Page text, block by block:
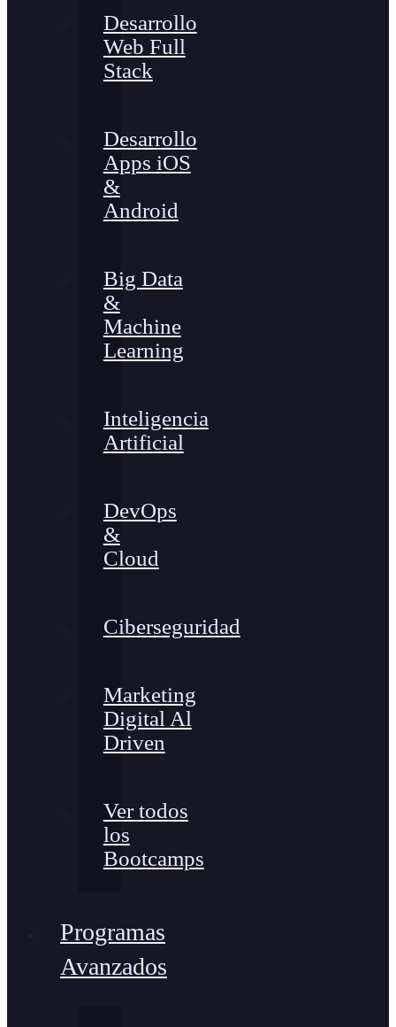
Desarrollo
Web Full
Stack
Desarrollo
Apps iOS
&
Android
Big Data
&
Machine
Learning
Inteligencia
Artificial
DevOps
&
Cloud
Ciberseguridad
Marketing
Digital Al
Driven
Ver todos
los
Bootcamps
Programas
Avanzados